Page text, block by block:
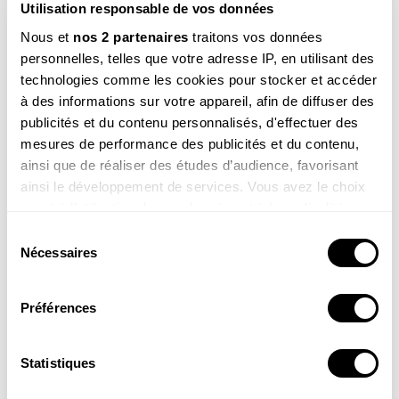
Utilisation responsable de vos données
Nous et nos 2 partenaires traitons vos données
personnelles, telles que votre adresse IP, en utilisant des
technologies comme les cookies pour stocker et accéder
à des informations sur votre appareil, afin de diffuser des
publicités et du contenu personnalisés, d'effectuer des
mesures de performance des publicités et du contenu,
ainsi que de réaliser des études d’audience, favorisant
ainsi le développement de services. Vous avez le choix
tout moment en consultant la Déclaration relative aux
cookies ou en cliquant sur l'icône de confidentialité.
Si vous le permettez, nous aimerions également :
géographique qui peuvent être précises à plusieurs
Nécessaires
Préférences
Statistiques
Mahé, 9 ans
Salut Sam, est-ce que les animaux sont chatouilleux ?
Est-ce qu’ils rigolent ?